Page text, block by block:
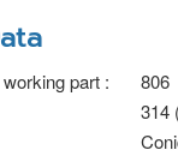
part :
806
314